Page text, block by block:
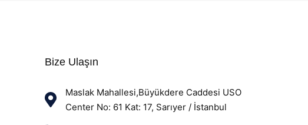
Bize Ulaşın
Maslak Mahallesi,Büyükdere Caddesi USO
Center No: 61 Kat: 17, Sarıyer / İstanbul